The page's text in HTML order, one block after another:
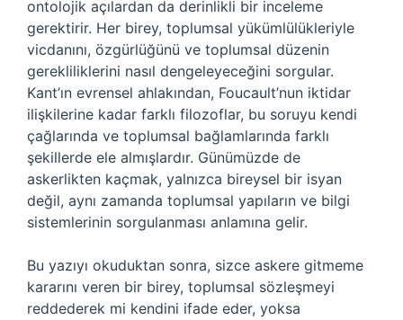
ontolojik açılardan da derinlikli bir inceleme
gerektirir. Her birey, toplumsal yükümlülükleriyle
vicdanını, özgürlüğünü ve toplumsal düzenin
gerekliliklerini nasıl dengeleyeceğini sorgular.
Kant’ın evrensel ahlakından, Foucault’nun iktidar
ilişkilerine kadar farklı filozoflar, bu soruyu kendi
çağlarında ve toplumsal bağlamlarında farklı
şekillerde ele almışlardır. Günümüzde de
askerlikten kaçmak, yalnızca bireysel bir isyan
değil, aynı zamanda toplumsal yapıların ve bilgi
sistemlerinin sorgulanması anlamına gelir.
Bu yazıyı okuduktan sonra, sizce askere gitmeme
kararını veren bir birey, toplumsal sözleşmeyi
reddederek mi kendini ifade eder, yoksa